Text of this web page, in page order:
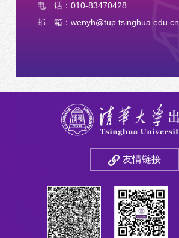
电 话：010-83470428
邮 箱：wenyh@tup.tsinghua.edu.cn
友情链接